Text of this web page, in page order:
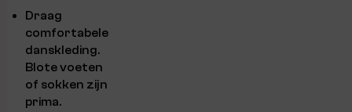
Draag
comfortabele
danskleding.
Blote voeten
of sokken zijn
prima.